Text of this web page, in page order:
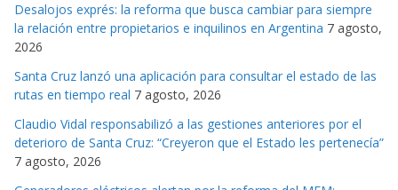
i
a
s
Desalojos exprés: la reforma que busca cambiar para siempre
la relación entre propietarios e inquilinos en Argentina 7 agosto,
2026
Santa Cruz lanzó una aplicación para consultar el estado de las
rutas en tiempo real 7 agosto, 2026
Claudio Vidal responsabilizó a las gestiones anteriores por el
deterioro de Santa Cruz: “Creyeron que el Estado les pertenecía”
7 agosto, 2026